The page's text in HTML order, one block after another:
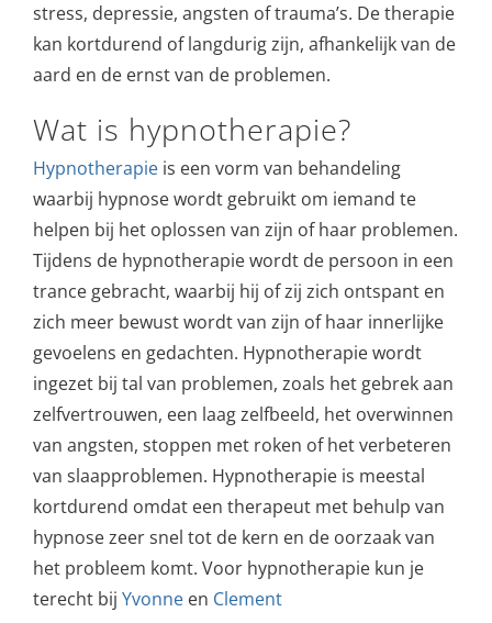
stress, depressie, angsten of trauma’s. De therapie
kan kortdurend of langdurig zijn, afhankelijk van de
aard en de ernst van de problemen.
Wat is hypnotherapie?
Hypnotherapieis een vorm van behandeling
waarbij hypnose wordt gebruikt om iemand te
helpen bij het oplossen van zijn of haar problemen.
Tijdens de hypnotherapie wordt de persoon in een
trance gebracht, waarbij hij of zij zich ontspant en
zich meer bewust wordt van zijn of haar innerlijke
gevoelens en gedachten. Hypnotherapie wordt
ingezet bij tal van problemen, zoals het gebrek aan
zelfvertrouwen, een laag zelfbeeld, het overwinnen
van angsten, stoppen met roken of het verbeteren
van slaapproblemen. Hypnotherapie is meestal
kortdurend omdat een therapeut met behulp van
hypnose zeer snel tot de kern en de oorzaak van
het probleem komt. Voor hypnotherapie kun je
terecht bij Yvonneen Clement